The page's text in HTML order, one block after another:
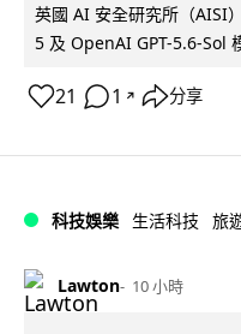
英國 AI 安全研究所（AISI
5 及 OpenAI GPT-5.6-Sol
21 1 ↗ 分享
科技娛樂 生活科技 旅
Lawton 10 小時